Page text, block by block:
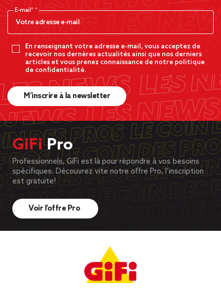
E-mail*
En renseignant votre adresse e-mail, vous acceptez de
recevoir nos dernères actualités ainsi que nos derniers
articles et vous prenez connaissance de notre politique
de confidentialité.
M’inscrire à la newsletter
GiFiPro
Professionnels, GiFi est là pour répondre à vos besoins
spécifiques. Découvrez vite notre offre Pro, l’inscription
est gratuite!
Voir l’offre Pro